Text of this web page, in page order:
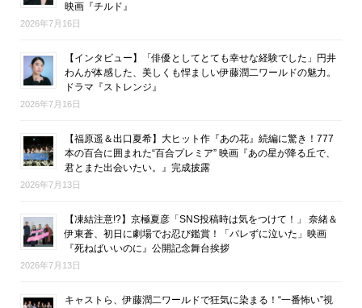
映画『チルド』
2026年7月16日
【インタビュー】「俳優としてとても幸せな経験でした」円井
わんが体感した、美しくも悍ましい伊藤潤二ワールドの魅力。
ドラマ『ストレンジ』
2026年7月16日
【福原遥＆出口夏希】大ヒット作『あの花』続編に驚き！777
本の百合に囲まれた“百合プレミア” 映画『あの星が降る丘で、
君とまた出会いたい。』完成披露
2026年7月13日
【凍結注意!?】京極夏彦「SNS投稿時は気をつけて！」 奈緒＆
伊東蒼、初日に劇場でお忍び鑑賞！「バレずに泣いた」映画
『死ねばいいのに』公開記念舞台挨拶
2026年7月13日
キャストら、伊藤潤二ワールドで狂気に染まる！“一番怖い”視